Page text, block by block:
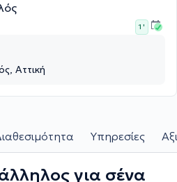
1 '
Αττική
Υπηρεσίες
για σένα